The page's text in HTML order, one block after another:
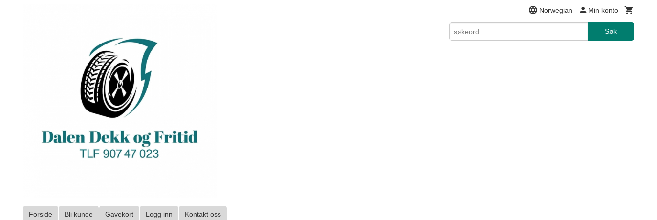
Norwegian Min konto
Søk
Forside Bli kunde Gavekort Logg inn Kontakt oss